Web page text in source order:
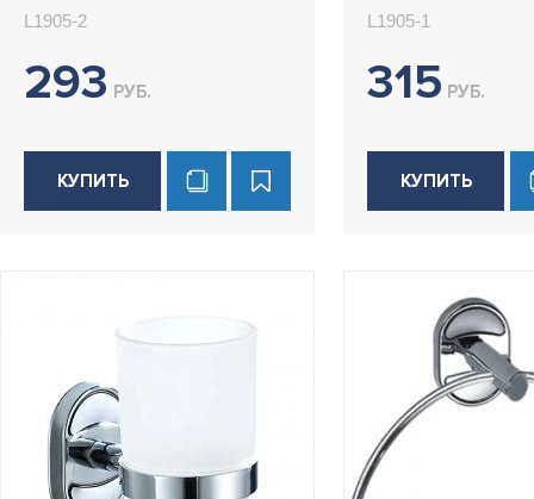
L1905-2
293 РУБ.
КУПИТЬ
L1905-1
315 РУБ.
КУПИТЬ